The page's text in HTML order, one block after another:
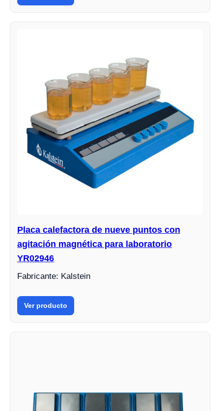
Placa calefactora de nueve puntos con
agitación magnética para laboratorio
YR02946
Fabricante: Kalstein
Ver producto